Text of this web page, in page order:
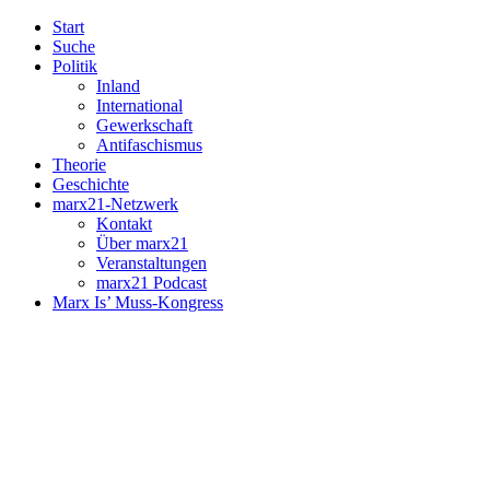
Start
Suche
Politik
Inland
International
Gewerkschaft
Antifaschismus
Theorie
Geschichte
marx21-Netzwerk
Kontakt
Über marx21
Veranstaltungen
marx21 Podcast
Marx Is’ Muss-Kongress